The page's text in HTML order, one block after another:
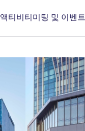
액티비티미팅 및 이벤트